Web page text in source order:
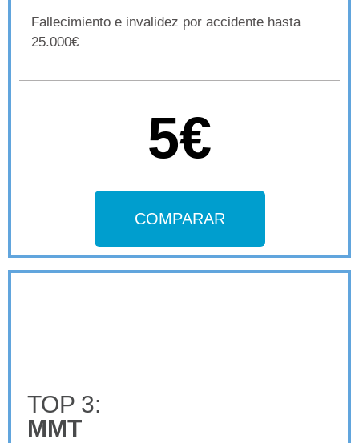
Fallecimiento e invalidez por accidente hasta
25.000€
5€
COMPARAR
TOP 3:
MMT